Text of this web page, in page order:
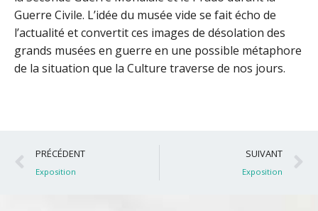
Guerre Civile. L’idée du musée vide se fait écho de
l’actualité et convertit ces images de désolation des
grands musées en guerre en une possible métaphore
de la situation que la Culture traverse de nos jours.
Précédent
PRÉCÉDENT
Exposition
SUIVANT
Exposition